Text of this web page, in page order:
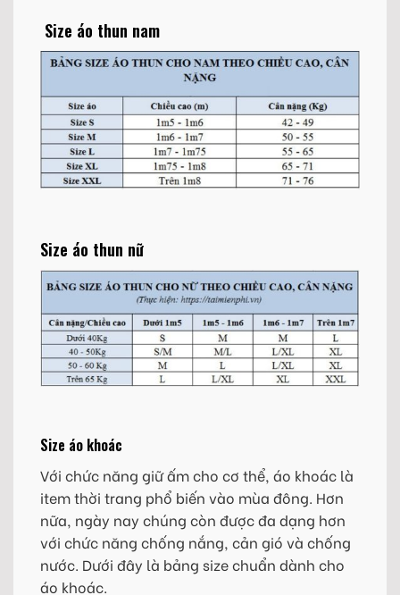
Size áo thun nam
Size áo thun nữ
Size áo khoác
Với chức năng giữ ấm cho cơ thể, áo khoác là
item thời trang phổ biến vào mùa đông. Hơn
nữa, ngày nay chúng còn được đa dạng hơn
với chức năng chống nắng, cản gió và chống
nước. Dưới đây là bảng size chuẩn dành cho
áo khoác.